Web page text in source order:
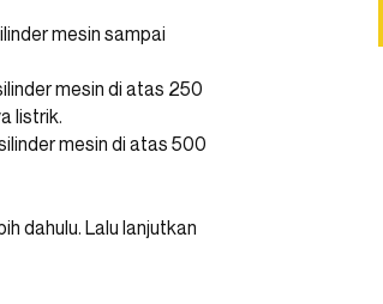
mesin sampai
mesin di atas 250
listrik.
mesin di atas 500
dahulu. Lalu lanjutkan